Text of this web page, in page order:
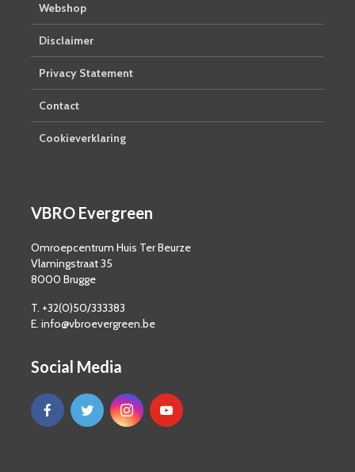
Webshop
Disclaimer
Privacy Statement
Contact
Cookieverklaring
VBRO Evergreen
Omroepcentrum Huis Ter Beurze
Vlamingstraat 35
8000 Brugge
T. +32(0)50/333383
E. info@vbroevergreen.be
Social Media